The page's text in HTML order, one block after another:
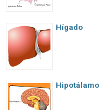
Hígado
Hipotálamo